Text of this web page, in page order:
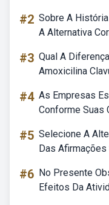
#2 Sobre A
A Alternativa
#3 Qual A
Amoxicilina
#4 As Empresas
Conforme Suas
#5 Selecione A
Das
#6 No Presente
Efeitos Da